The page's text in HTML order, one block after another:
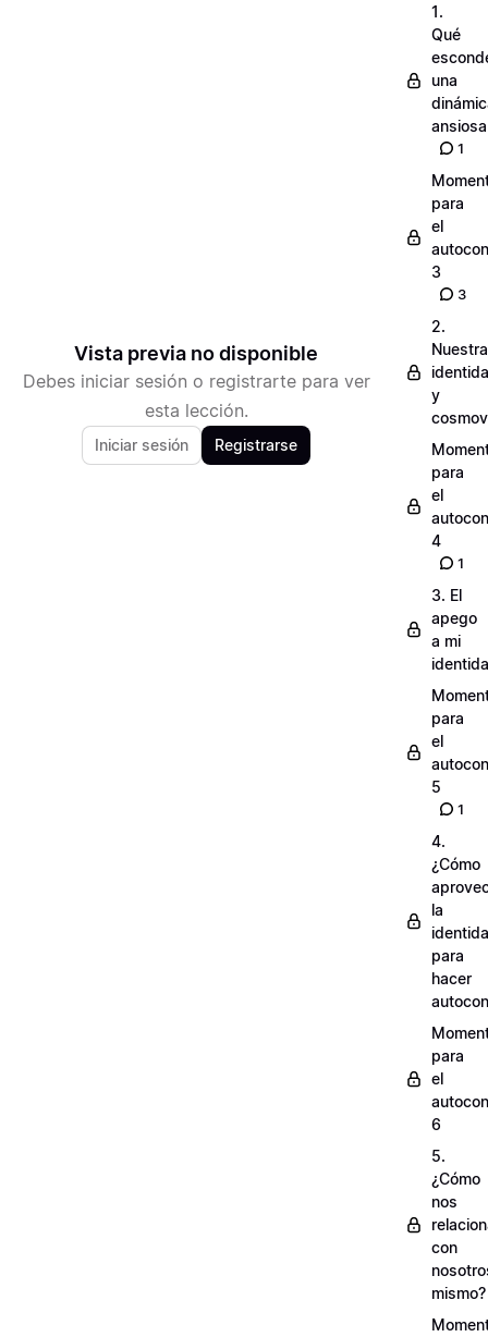
Vista previa no disponible
Debes iniciar sesión o registrarte para ver
esta lección.
Iniciar sesión Registrarse
1.
Qué
una
1
para
el
3
3
2.
Nuestra
y
para
el
4
1
3. El
apego
a mi
para
el
5
1
4.
¿Cómo
la
para
hacer
para
el
6
5.
¿Cómo
nos
con
mismo?